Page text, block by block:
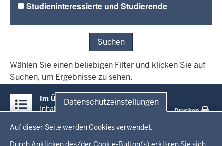
Datenschutzeinstellungen
Auf dieser Seite werden Cookies verwendet.
Durch Anklicken des/der Cookie-Button(s) erklären Sie sich
Studieninteressierte und Studierende
Suchen
Wählen Sie einen beliebigen Filter und klicken Sie auf
Suchen, um Ergebnisse zu sehen.
Inhalte
Im Überblick
Inhalt
Drucken
Menü
in
Startseite